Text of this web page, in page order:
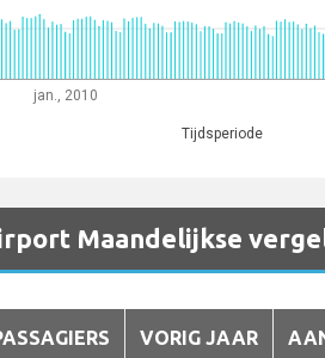
jan., 2010
Tijdsperiode
Maandelijkse
VORIG JAAR